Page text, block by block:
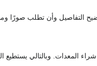
التفاصيل وأن تطلب صورًا
المعدات. وبالتالي يستطيع